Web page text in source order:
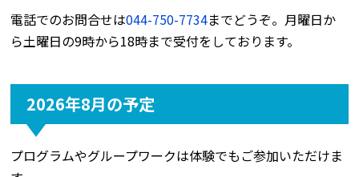
電話でのお問合せは044-750-7734までどうぞ。月曜日か
ら土曜日の9時から18時まで受付をしております。
2026年8月の予定
プログラムやグループワークは体験でもご参加いただけま